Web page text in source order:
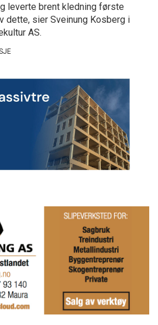
leverte brent kledning første
dette, sier Sveinung Kosberg i
AS.